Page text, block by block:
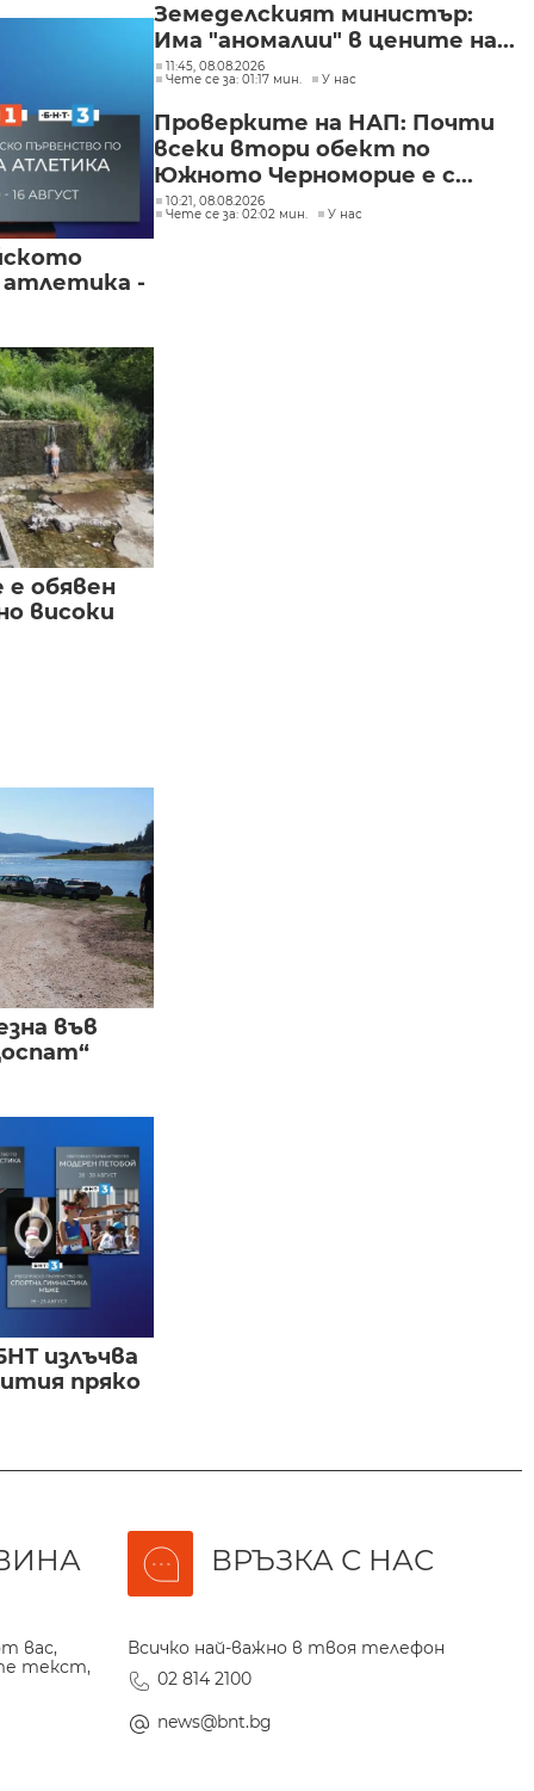
атлетика -
е обявен
високи
във
излъчва
пряко
Земеделският министър:
Има "аномалии" в цените на...
11:45, 08.08.2026
Чете се за: 01:17 мин.
У нас
Проверките на НАП: Почти
всеки втори обект по
Южното Черноморие е с...
10:21, 08.08.2026
Чете се за: 02:02 мин.
У нас
вас,
текст,
ВРЪЗКА С НАС
Всичко най-важно в твоя телефон
02 814 2100
news@bnt.bg